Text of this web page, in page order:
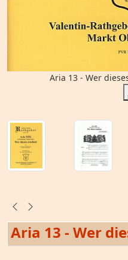
Aria 13 - Wer
Aria 13 - Wer